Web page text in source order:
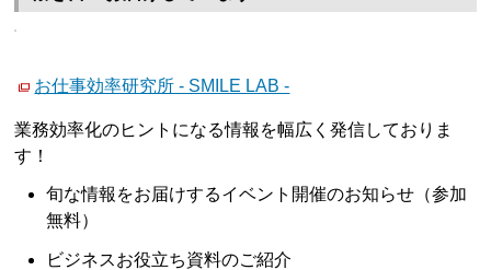
お仕事効率研究所 - SMILE LAB -
業務効率化のヒントになる情報を幅広く発信しておりま
す！
旬な情報をお届けするイベント開催のお知らせ（参加
無料）
ビジネスお役立ち資料のご紹介